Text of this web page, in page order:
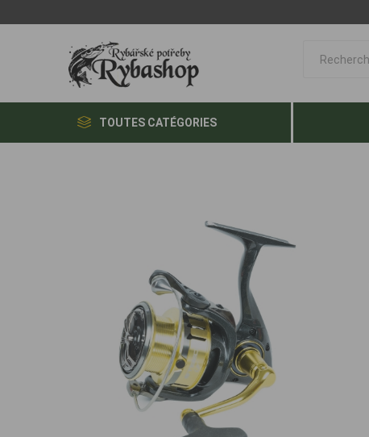
TOUTES CATÉGORIES